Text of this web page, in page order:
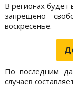
В регионах будет
запрещено
воскресенье.
По последним
случаев